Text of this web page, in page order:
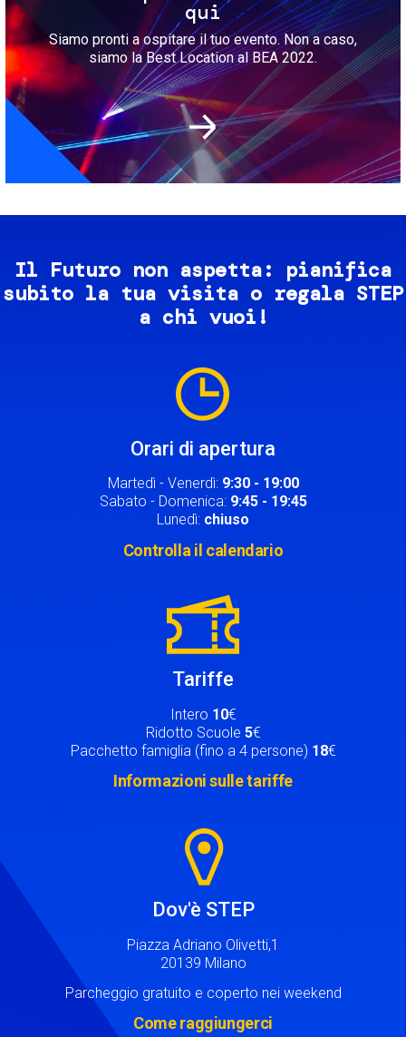
qui
Siamo pronti a ospitare il tuo evento. Non a caso,
siamo la Best Location al BEA 2022.
Il Futuro non aspetta: pianifica
subito la tua visita o regala STEP
a chi vuoi!
Orari di apertura
Martedì - Venerdì: 9:30 - 19:00
Sabato - Domenica: 9:45 - 19:45
Lunedì: chiuso
Controlla il calendario
Tariffe
Intero 10€
Ridotto Scuole 5€
Pacchetto famiglia (fino a 4 persone) 18€
Informazioni sulle tariffe
Dov'è STEP
Piazza Adriano Olivetti,1
20139 Milano
Parcheggio gratuito e coperto nei weekend
Come raggiungerci